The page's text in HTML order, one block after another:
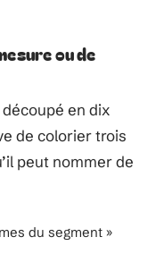
ou de
en dix
de colorier trois
peut nommer de
du segment »